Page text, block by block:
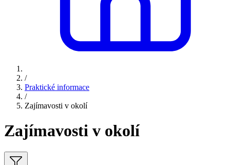
/
Praktické informace
/
Zajímavosti v okolí
Zajímavosti v okolí